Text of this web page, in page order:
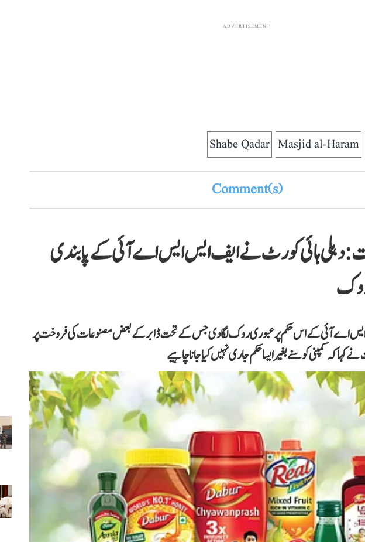
ADVERTISEMENT
Masjid al-Haram
Shabe Qadar
Comment(s)
دہلی ہائی کورٹ نے ایف ایس ایس اے آئی کے پابندی
روک
اے آئی کے اس حکم پر عبوری روک لگا دی جس کے تحت ڈابر کے بعض مصنوعات کی فروخت پر
کہا کہ کمپنی کو سنے بغیر ایسا حکم جاری نہیں کیا جانا چاہیے